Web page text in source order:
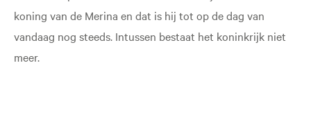
koning van de Merina en dat is hij tot op de dag van
vandaag nog steeds. Intussen bestaat het koninkrijk niet
meer.